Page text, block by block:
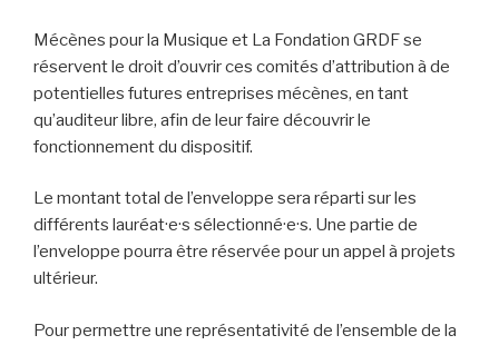
Mécènes pour la Musique et La Fondation GRDF se
réservent le droit d’ouvrir ces comités d’attribution à de
potentielles futures entreprises mécènes, en tant
qu’auditeur libre, afin de leur faire découvrir le
fonctionnement du dispositif.
Le montant total de l’enveloppe sera réparti sur les
différents lauréat·e·s sélectionné·e·s. Une partie de
l’enveloppe pourra être réservée pour un appel à projets
ultérieur.
Pour permettre une représentativité de l’ensemble de la